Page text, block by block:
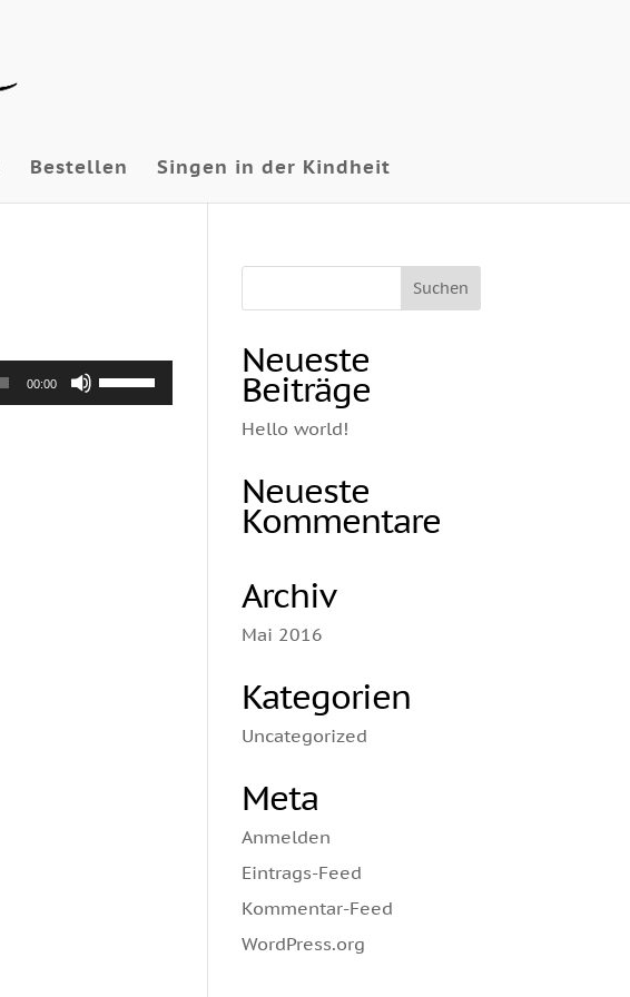
Bestellen Singen in der Kindheit
00:00
Neueste
Beiträge
Hello world!
Neueste
Kommentare
Archiv
Mai 2016
Kategorien
Uncategorized
Meta
Anmelden
Eintrags-Feed
Kommentar-Feed
WordPress.org